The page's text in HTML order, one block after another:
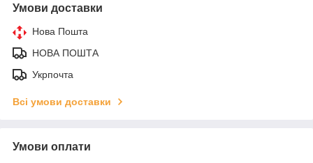
Умови доставки
Нова Пошта
НОВА ПОШТА
Укрпочта
Всі умови доставки
Умови оплати